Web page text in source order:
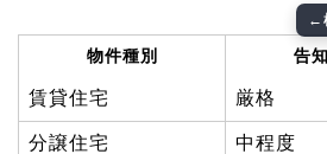
物件種別 告
賃貸住宅 厳格
分譲住宅 中程度